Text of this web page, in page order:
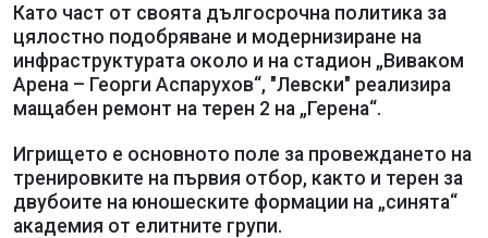
Като част от своята дългосрочна политика за
цялостно подобряване и модернизиране на
инфраструктурата около и на стадион „Виваком
Арена – Георги Аспарухов“, "Левски" реализира
мащабен ремонт на терен 2 на „Герена“.
Игрището е основното поле за провеждането на
тренировките на първия отбор, както и терен за
двубоите на юношеските формации на „синята“
академия от елитните групи.